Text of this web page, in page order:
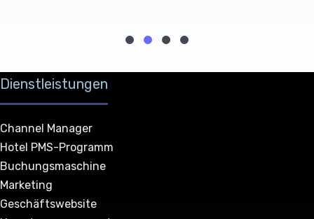
Dienstleistungen
Channel Manager
Hotel PMS-Programm
Buchungsmaschine
Marketing
Geschäftswebsite